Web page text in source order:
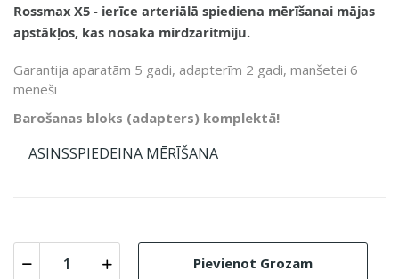
Rossmax X5 - ierīce arteriālā spiediena mērīšanai mājas
apstākļos, kas nosaka mirdzaritmiju.
Garantija aparatām 5 gadi, adapterīm 2 gadi, manšetei 6
meneši
Barošanas bloks (adapters) komplektā!
ASINSSPIEDEINA MĒRĪŠANA
Pievienot Grozam